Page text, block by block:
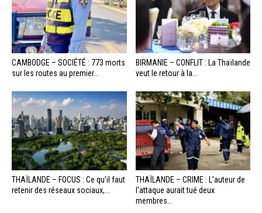
CAMBODGE – SOCIÉTÉ : 773 morts
sur les routes au premier...
BIRMANIE – CONFLIT : La Thaïlande
veut le retour à la...
THAÏLANDE – FOCUS : Ce qu’il faut
retenir des réseaux sociaux,...
THAÏLANDE – CRIME : L’auteur de
l’attaque aurait tué deux
membres...